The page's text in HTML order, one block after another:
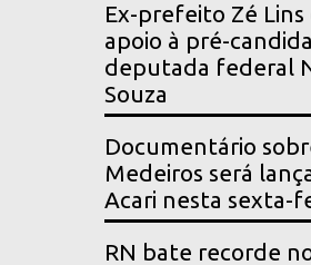
Ex-prefeito Zé Lins
apoio à pré-
deputada federal
Souza
Documentário
Medeiros será
Acari nesta sexta-
RN bate recorde